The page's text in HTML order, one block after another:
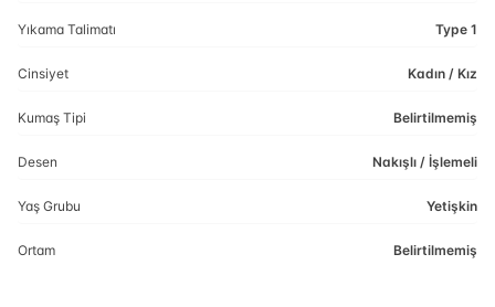
Yıkama Talimatı Type 1
Cinsiyet Kadın / Kız
Kumaş Tipi Belirtilmemiş
Desen Nakışlı / İşlemeli
Yaş Grubu Yetişkin
Ortam Belirtilmemiş